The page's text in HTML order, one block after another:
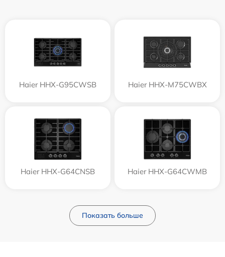
Haier HHX-G95CWSB Haier HHX-M75CWBX
Haier HHX-G64CNSB Haier HHX-G64CWMB
Показать больше